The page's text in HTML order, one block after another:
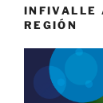
INFIVALLE
REGIÓN